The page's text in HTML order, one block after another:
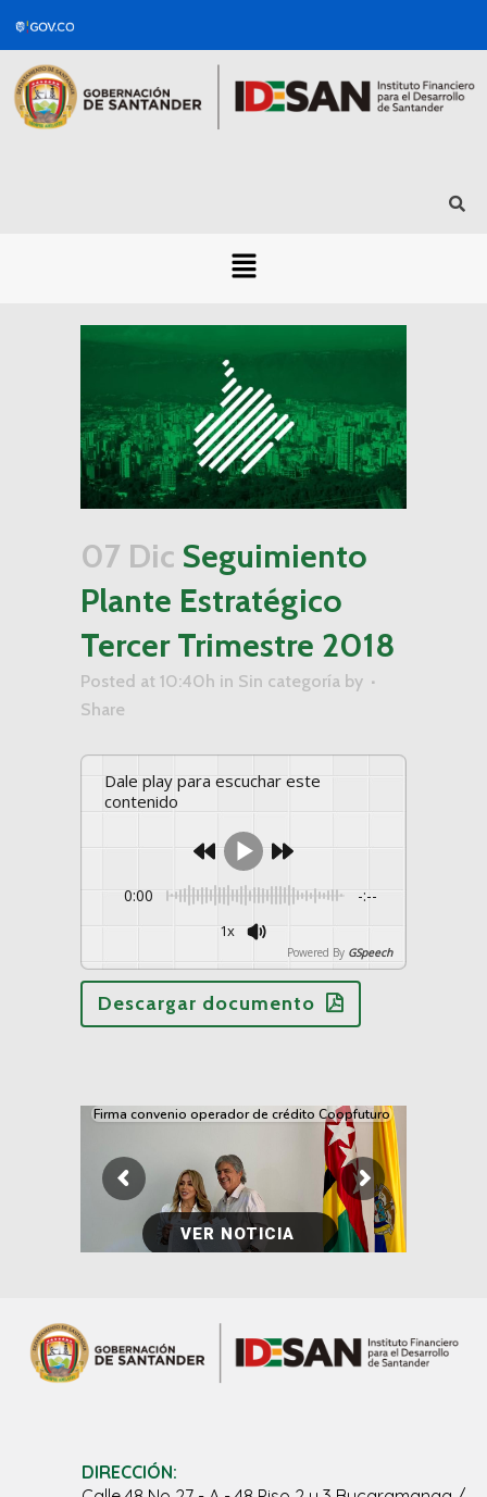
07 Dic Seguimiento
Plante Estratégico
Tercer Trimestre 2018
Posted at 10:40h in Sin categoría by
Share
Dale play para escuchar este
contenido
0:00 -:--
1x
Powered By GSpeech
Descargar documento
Firma convenio operador de crédito Coopfuturo
VER NOTICIA
DIRECCIÓN: